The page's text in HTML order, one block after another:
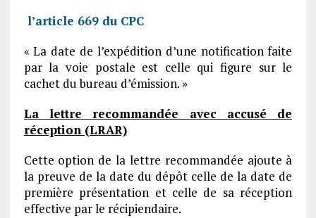
l’article 669 du CPC
« La date de l’expédition d’une notification faite
par la voie postale est celle qui figure sur le
cachet du bureau d’émission. »
La lettre recommandée avec accusé de
réception (LRAR)
Cette option de la lettre recommandée ajoute à
la preuve de la date du dépôt celle de la date de
première présentation et celle de sa réception
effective par le récipiendaire.